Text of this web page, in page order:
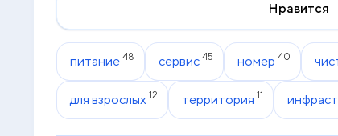
Нравится
питание 48 сервис 45 номер 40
для взрослых 12 территория 11